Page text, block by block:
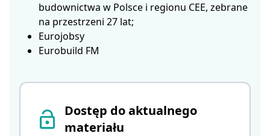
Dostęp do aktualnego
materiału
budownictwa w Polsce i regionu CEE, zebrane
na przestrzeni 27 lat;
Eurojobsy
Eurobuild FM